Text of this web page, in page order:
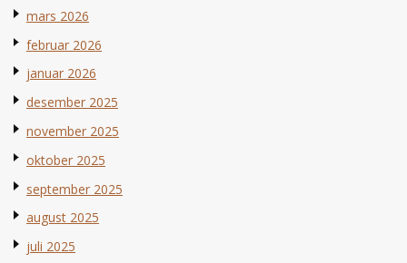
mars 2026
februar 2026
januar 2026
desember 2025
november 2025
oktober 2025
september 2025
august 2025
juli 2025